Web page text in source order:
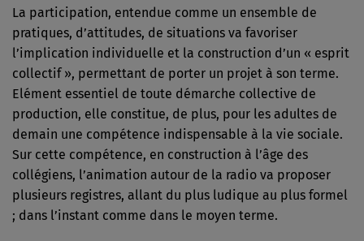
La participation, entendue comme un ensemble de
pratiques, d’attitudes, de situations va favoriser
l’implication individuelle et la construction d’un « esprit
collectif », permettant de porter un projet à son terme.
Elément essentiel de toute démarche collective de
production, elle constitue, de plus, pour les adultes de
demain une compétence indispensable à la vie sociale.
Sur cette compétence, en construction à l’âge des
collégiens, l’animation autour de la radio va proposer
plusieurs registres, allant du plus ludique au plus formel
; dans l’instant comme dans le moyen terme.